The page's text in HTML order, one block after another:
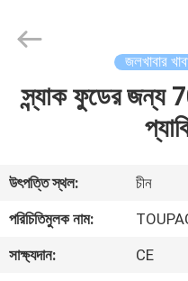
বাড়ি
আমাদের
সম্পর্কে
জলখাবার
স্ন্যাক ফুডের জন্য
উৎপত্তি স্থল:
চীন
পরিচিতিমুলক নাম:
সাক্ষ্যদান:
CE